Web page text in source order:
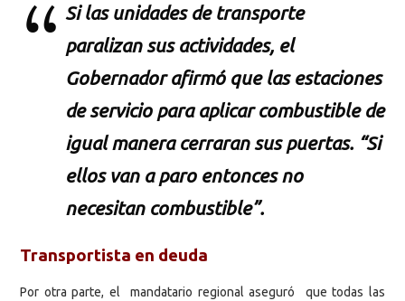
Si las unidades de transporte
paralizan sus actividades, el
Gobernador afirmó que las estaciones
de servicio para aplicar combustible de
igual manera cerraran sus puertas. “Si
ellos van a paro entonces no
necesitan combustible”.
Transportista en deuda
Por otra parte, el mandatario regional aseguró que todas las